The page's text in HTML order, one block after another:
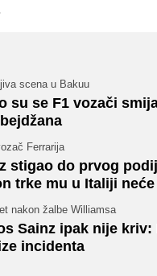
scena u Bakuu
su se F1 vozači
Ferrarija
stigao do prvog
trke mu u Italiji
nakon žalbe Williamsa
Sainz ipak nije
incidenta